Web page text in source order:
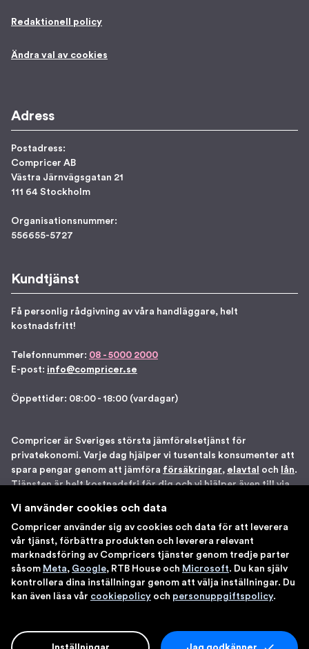
Redaktionell policy
Ändra val av cookies
Adress
Postadress:
Compricer AB
Västra Järnvägsgatan 21
111 64 Stockholm
Organisationsnummer:
556655-5727
Kundtjänst
Få personlig rådgivning av våra handläggare, helt
kostnadsfritt!
Telefonnummer: 08 - 5000 2000
E-post: info@compricer.se
Öppettider: 08:00 - 18:00 (vardagar)
Compricer är Sveriges största jämförelsetjänst för
privatekonomi. Varje dag hjälper vi tusentals konsumenter att
spara pengar genom att jämföra försäkringar, elavtal och lån.
Tjänsten är helt kostnadsfri för dig och vi hjälper även till via
försäkringsdistributör hos Bolagsverket samt står under
Finansinspektionens tillsyn. Åtta gånger har vi blivit utsedda
till en av Sveriges 100 bästa sajter av IDG. Du kan känna dig
trygg med att använda våra tjänster.
Vi använder cookies och data
Compricer använder sig av cookies och data för att leverera
vår tjänst, förbättra produkten och leverera relevant
marknadsföring av Compricers tjänster genom tredje parter
såsom Meta, Google, RTB House och Microsoft. Du kan själv
kontrollera dina inställningar genom att välja inställningar. Du
kan även läsa vår cookiepolicy och personuppgiftspolicy.